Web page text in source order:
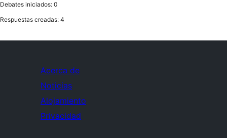
Debates iniciados: 0
Respuestas creadas: 4
Acerca de
Noticias
Alojamiento
Privacidad